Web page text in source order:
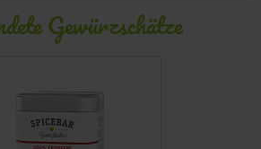
Gewürzschätze